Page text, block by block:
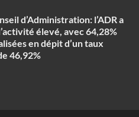
d’Administration: l’ADR a
élevé, avec 64,28%
en dépit d’un taux
46,92%